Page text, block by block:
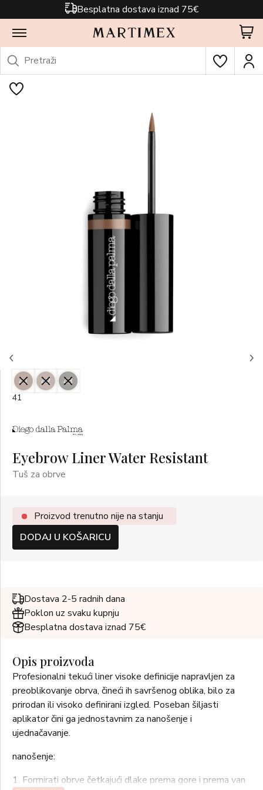
Besplatna dostava iznad 75€
Eyebrow Liner Water Resistant
Tuš za obrve
41 42
43
41
Proizvod trenutno nije na stanju
DODAJ U KOŠARICU
Dostava 2-5 radnih dana
Poklon uz svaku kupnju
Besplatna dostava iznad 75€
Opis proizvoda
Profesionalni tekući liner visoke definicije napravljen za
preoblikovanje obrva, čineći ih savršenog oblika, bilo za
prirodan ili visoko definirani izgled. Poseban šiljasti
aplikator čini ga jednostavnim za nanošenje i
ujednačavanje.
nanošenje:
1. Formirati obrve četkajući dlake prema gore i prema van